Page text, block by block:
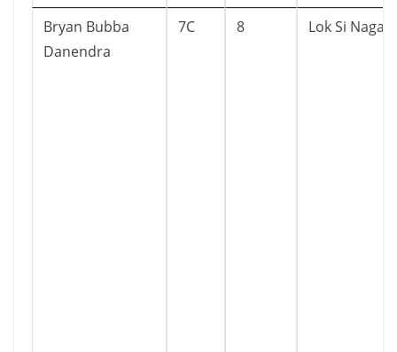
Bryan Bubba
Danendra
7C 8 Lok Si Naga